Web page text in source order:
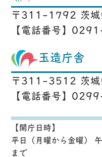
〒311-1792 茨城
【電話番号】
玉造庁舎
〒311-3512 茨城
【電話番号】
【開庁日時】
平日（月曜から金曜）
まで